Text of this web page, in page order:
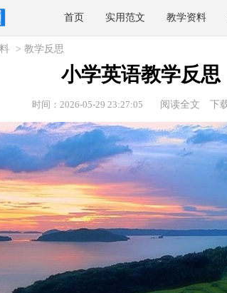
首页 实用范文 教学资料
> 教学反思
小学英语教学反思
时间：2026-05-29 23:27:05 阅读全文 下